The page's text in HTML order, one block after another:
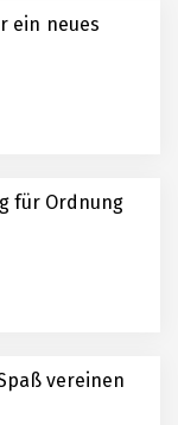
ein neues
für Ordnung
vereinen